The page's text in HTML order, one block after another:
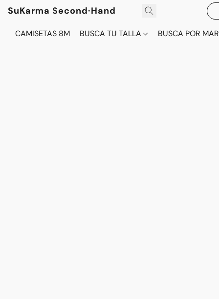
SuKarma Second·Hand
CAMISETAS 8M BUSCA TU TALLA BUSCA POR